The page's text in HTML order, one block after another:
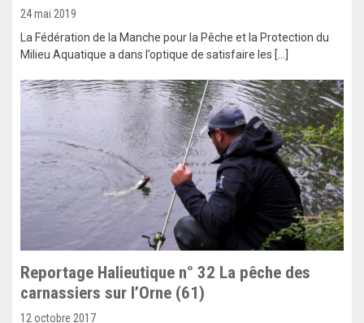
24 mai 2019
La Fédération de la Manche pour la Pêche et la Protection du
Milieu Aquatique a dans l’optique de satisfaire les […]
Reportage Halieutique n° 32 La pêche des
carnassiers sur l’Orne (61)
12 octobre 2017